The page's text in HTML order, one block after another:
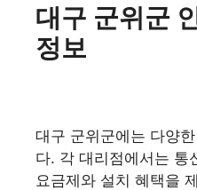
대구 군위군
정보
대구 군위군에는 다양
다. 각 대리점에서는 통
요금제와 설치 혜택을